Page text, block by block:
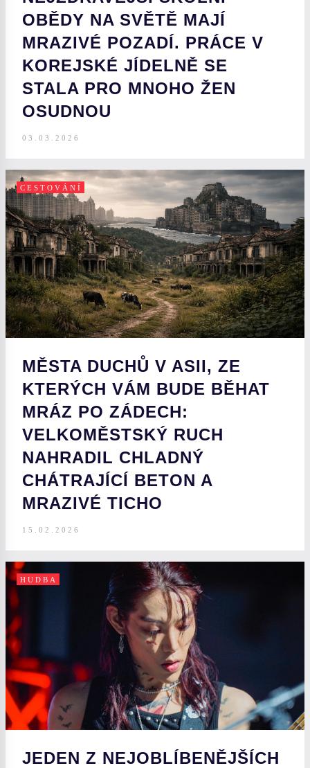
OBĚDY NA SVĚTĚ MAJÍ
MRAZIVÉ POZADÍ. PRÁCE V
KOREJSKÉ JÍDELNĚ SE
STALA PRO MNOHO ŽEN
OSUDNOU
03.03.2026
CESTOVÁNÍ
MĚSTA DUCHŮ V ASII, ZE
KTERÝCH VÁM BUDE BĚHAT
MRÁZ PO ZÁDECH:
VELKOMĚSTSKÝ RUCH
NAHRADIL CHLADNÝ
CHÁTRAJÍCÍ BETON A
MRAZIVÉ TICHO
15.02.2026
HUDBA
JEDEN Z NEJOBLÍBENĚJŠÍCH